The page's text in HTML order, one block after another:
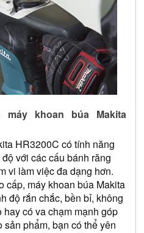
khoan búa Makita
HR3200C có tính năng
với các cấu bánh răng
vi làm việc đa dạng hơn.
cấp, máy khoan búa Makita
độ rắn chắc, bền bỉ, không
có va chạm mạnh góp
phẩm, bạn có thể yên